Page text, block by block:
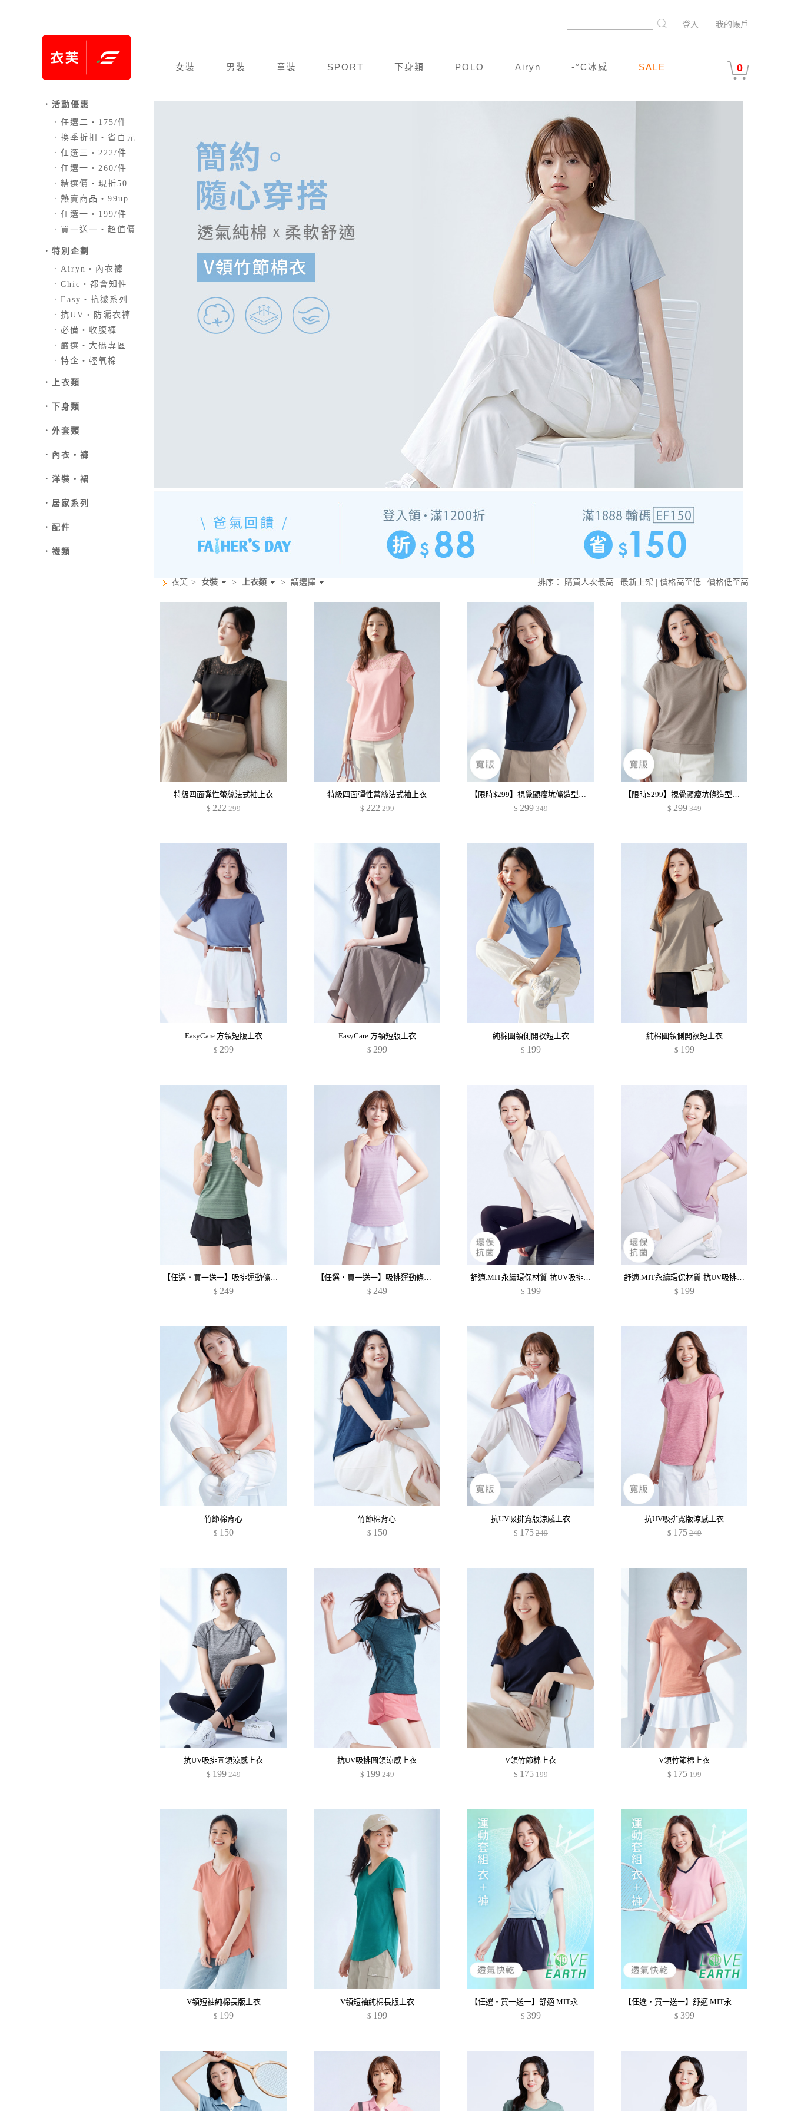
我的帳戶
登入
女裝 男裝 童裝 SPORT 下身類 POLO Airyn -°C冰感 SALE 0
．活動優惠
． 任選二‧175/件
． 換季折扣‧省百元
． 任選三‧222/件
． 任選一‧260/件
． 精選價‧現折50
． 熱賣商品‧99up
． 任選一‧199/件
． 買一送一‧超值價
． 特別企劃
． Airyn‧內衣褲
． Chic‧都會知性
． Easy‧抗皺系列
． 抗UV‧防曬衣褲
． 必備‧收腹褲
． 嚴選‧大碼專區
． 特企‧輕氧棉
． 上衣類
． 下身類
．外套類
． 內衣‧褲
． 洋裝‧裙
． 居家系列
． 配件
．襪類
衣芙 > 女裝 > 上衣類 > 請選擇 排序： 購買人次最高 最新上架 價格高至低 價格低至高
特級四面彈性蕾絲法式袖上衣
$ 222 299
特級四面彈性蕾絲法式袖上衣
$ 222 299
【限時$299】視覺顯瘦坑條造型釦寬版上衣
$ 299 349
【限時$299】視覺顯瘦坑條造型釦寬版上衣
$ 299 349
EasyCare 方領短版上衣
$ 299
EasyCare 方領短版上衣
$ 299
純棉圓領側開衩短上衣
$ 199
純棉圓領側開衩短上衣
$ 199
【任選‧買一送一】吸排運動條紋背心
$ 249
【任選‧買一送一】吸排運動條紋背心
$ 249
舒適.MIT永續環保材質-抗UV吸排抗菌polo衫
$ 199
舒適.MIT永續環保材質-抗UV吸排抗菌polo衫
$ 199
竹節棉背心
$ 150
竹節棉背心
$ 150
抗UV吸排寬版涼感上衣
$ 175 249
抗UV吸排寬版涼感上衣
$ 175 249
抗UV吸排圓領涼感上衣
$ 199 249
抗UV吸排圓領涼感上衣
$ 199 249
V領竹節棉上衣
$ 175 199
V領竹節棉上衣
$ 175 199
V領短袖純棉長版上衣
$ 199
V領短袖純棉長版上衣
$ 199
【任選‧買一送一】舒適.MIT永續環保材質-抗UV吸排抗菌V領配色運動套裝
$ 399
【任選‧買一送一】舒適.MIT永續環保材質-抗UV吸排抗菌V領配色運動套裝
$ 399